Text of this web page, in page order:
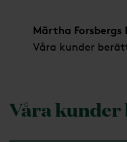
Märtha Forsbergs
Våra kunder
Våra